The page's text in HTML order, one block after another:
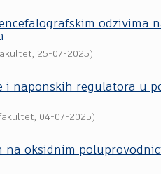
odzivima
, 25-07-2025)
i naponskih regulatora u
, 04-07-2025)
oksidnim